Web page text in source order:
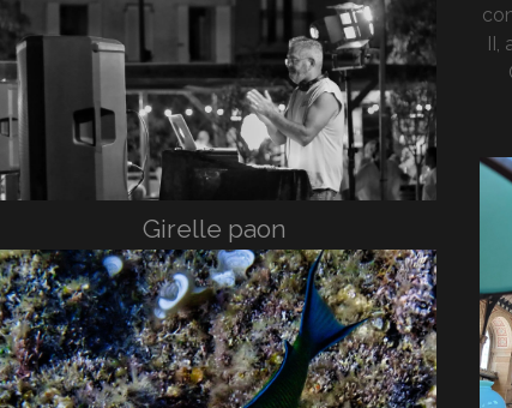
Girelle paon
II,